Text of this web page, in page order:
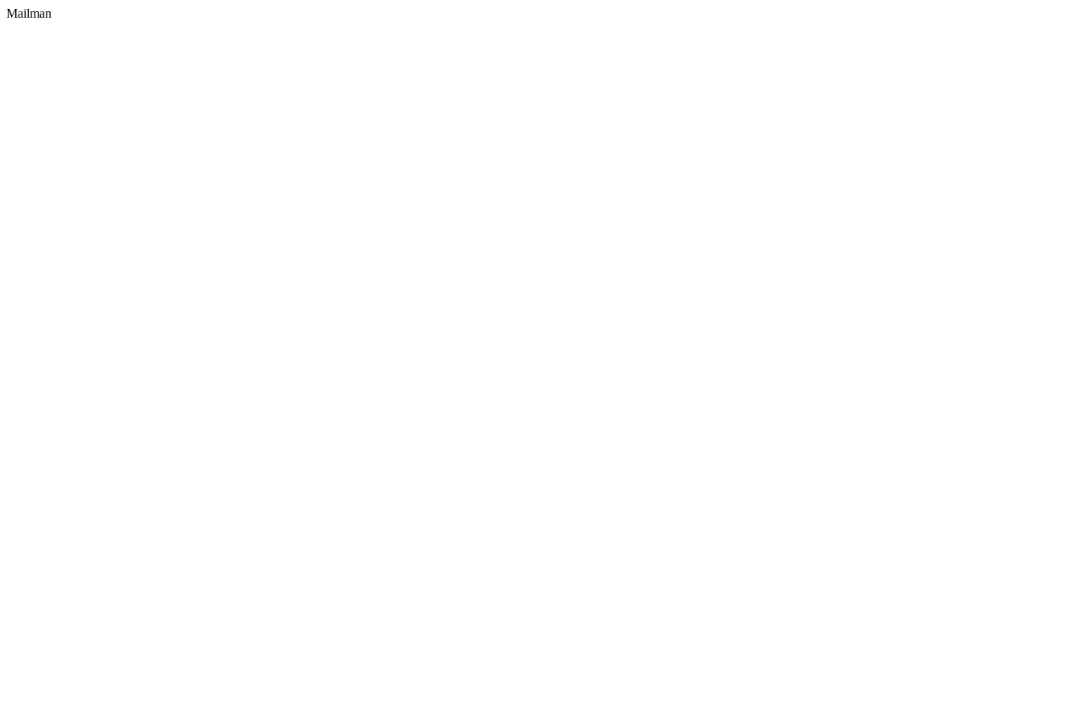
Mailman